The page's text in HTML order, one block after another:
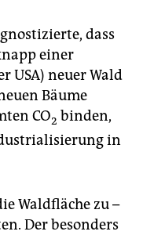
dass
einer
USA) neuer Wald
Bäume
CO2 binden,
in
Waldfläche zu –
Der besonders